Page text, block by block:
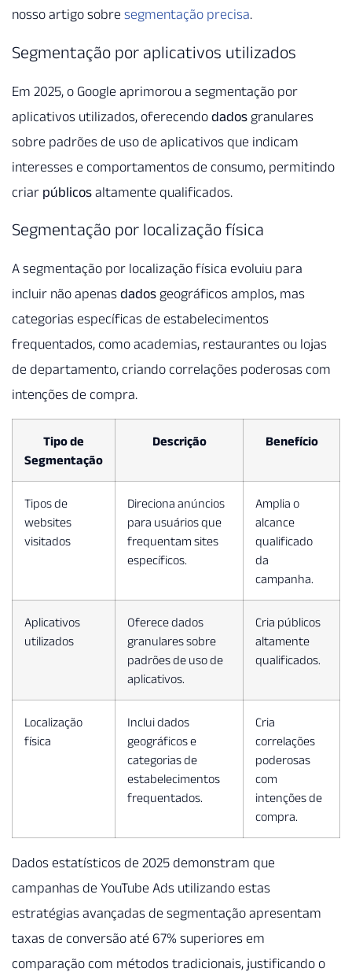
nosso artigo sobre segmentação precisa.
Segmentação por aplicativos utilizados
Em 2025, o Google aprimorou a segmentação por
aplicativos utilizados, oferecendo dados granulares
sobre padrões de uso de aplicativos que indicam
interesses e comportamentos de consumo, permitindo
criar públicos altamente qualificados.
Segmentação por localização física
A segmentação por localização física evoluiu para
incluir não apenas dados geográficos amplos, mas
categorias específicas de estabelecimentos
frequentados, como academias, restaurantes ou lojas
de departamento, criando correlações poderosas com
intenções de compra.
Tipo de
Segmentação
Descrição Benefício
Tipos de
websites
visitados
Direciona anúncios
para usuários que
frequentam sites
específicos.
Amplia o
alcance
qualificado
da
campanha.
Aplicativos
utilizados
Oferece dados
granulares sobre
padrões de uso de
aplicativos.
Cria públicos
altamente
qualificados.
Localização
física
Inclui dados
geográficos e
categorias de
estabelecimentos
frequentados.
Cria
correlações
poderosas
com
intenções de
compra.
Dados estatísticos de 2025 demonstram que
campanhas de YouTube Ads utilizando estas
estratégias avançadas de segmentação apresentam
taxas de conversão até 67% superiores em
comparação com métodos tradicionais, justificando o